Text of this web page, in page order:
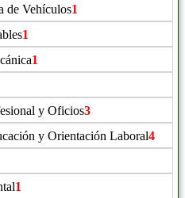
de Vehículos1
1
1
y Oficios3
y Orientación Laboral4
1